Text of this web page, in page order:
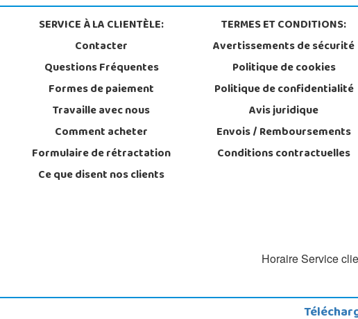
SERVICE À LA CLIENTÈLE:
Contacter
Questions Fréquentes
Formes de paiement
Travaille avec nous
Comment acheter
Formulaire de rétractation
Ce que disent nos clients
TERMES ET CONDITIONS:
Avertissements de sécurité
Politique de cookies
Politique de confidentialité
Avis juridique
Envois / Remboursements
Conditions contractuelles
Horaire Service